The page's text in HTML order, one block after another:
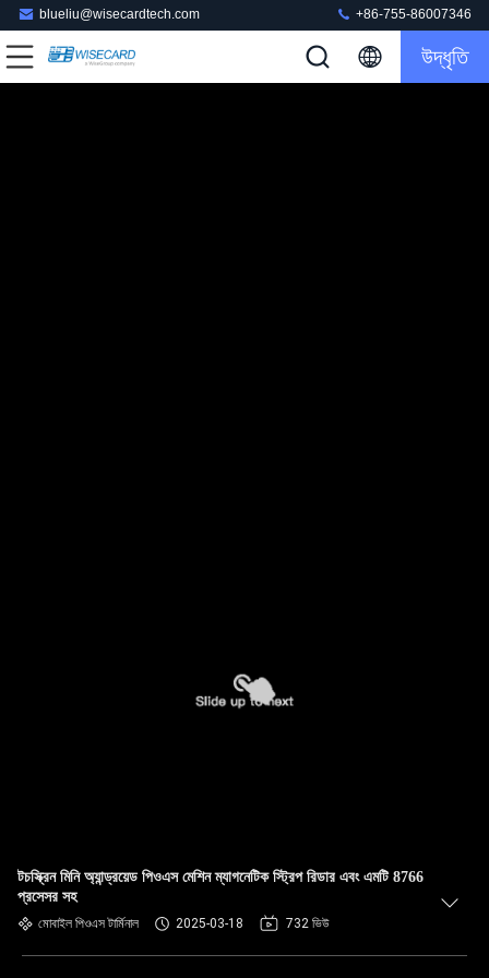
blueliu@wisecardtech.com +86-755-86007346
উদ্ধৃতি
টচস্ক্রিন মিনি অ্যান্ড্রয়েড পিওএস মেশিন ম্যাগনেটিক স্ট্রিপ রিডার এবং এমটি 8766
প্রসেসর সহ
মোবাইল পিওএস টার্মিনাল 2025-03-18 732 ভিউ